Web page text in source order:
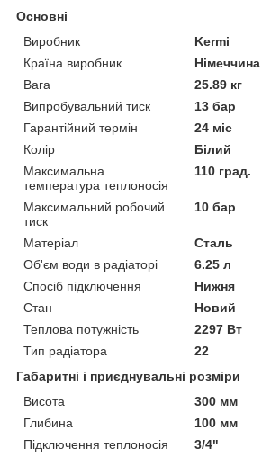
Основні
Виробник
Kermi
Країна виробник
Німеччина
Вага
25.89 кг
Випробувальний тиск
13 бар
Гарантійний термін
24 міс
Колір
Білий
Максимальна
температура теплоносія
110 град.
Максимальний робочий
тиск
10 бар
Матеріал
Сталь
Об'єм води в радіаторі
6.25 л
Спосіб підключення
Нижня
Стан
Новий
Теплова потужність
2297 Вт
Тип радіатора
22
Габаритні і приєднувальні розміри
Висота
300 мм
Глибина
100 мм
Підключення теплоносія
3/4"